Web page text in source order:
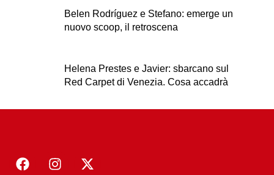
Belen Rodríguez e Stefano: emerge un
nuovo scoop, il retroscena
Helena Prestes e Javier: sbarcano sul
Red Carpet di Venezia. Cosa accadrà